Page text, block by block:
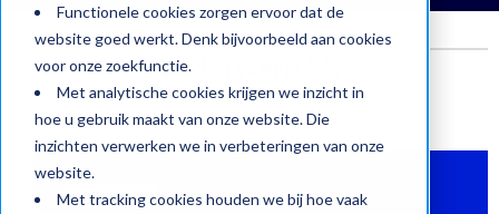
Functionele cookies zorgen ervoor dat de
website goed werkt. Denk bijvoorbeeld aan cookies
voor onze zoekfunctie.
Met analytische cookies krijgen we inzicht in
hoe u gebruik maakt van onze website. Die
inzichten verwerken we in verbeteringen van onze
website.
Met tracking cookies houden we bij hoe vaak
Blog posts met het
onderwerp " ":